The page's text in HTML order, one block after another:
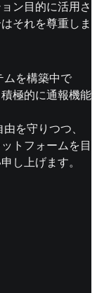
ン目的に活用さ
それを尊重しま
ムを構築中で
極的に通報機能
を守りつつ、
トフォームを目
し上げます。